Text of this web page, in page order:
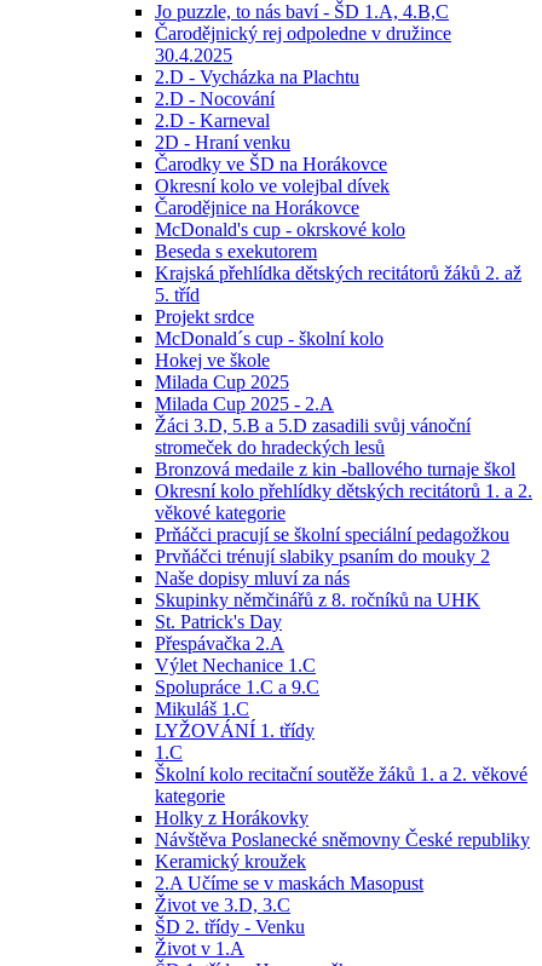
Jo puzzle, to nás baví - ŠD 1.A, 4.B,C
Čarodějnický rej odpoledne v družince
30.4.2025
2.D - Vycházka na Plachtu
2.D - Nocování
2.D - Karneval
2D - Hraní venku
Čarodky ve ŠD na Horákovce
Okresní kolo ve volejbal dívek
Čarodějnice na Horákovce
McDonald's cup - okrskové kolo
Beseda s exekutorem
Krajská přehlídka dětských recitátorů žáků 2. až
5. tříd
Projekt srdce
McDonald´s cup - školní kolo
Hokej ve škole
Milada Cup 2025
Milada Cup 2025 - 2.A
Žáci 3.D, 5.B a 5.D zasadili svůj vánoční
stromeček do hradeckých lesů
Bronzová medaile z kin -ballového turnaje škol
Okresní kolo přehlídky dětských recitátorů 1. a 2.
věkové kategorie
Prňáčci pracují se školní speciální pedagožkou
Prvňáčci trénují slabiky psaním do mouky 2
Naše dopisy mluví za nás
Skupinky němčinářů z 8. ročníků na UHK
St. Patrick's Day
Přespávačka 2.A
Výlet Nechanice 1.C
Spolupráce 1.C a 9.C
Mikuláš 1.C
LYŽOVÁNÍ 1. třídy
1.C
Školní kolo recitační soutěže žáků 1. a 2. věkové
kategorie
Holky z Horákovky
Návštěva Poslanecké sněmovny České republiky
Keramický kroužek
2.A Učíme se v maskách Masopust
Život ve 3.D, 3.C
ŠD 2. třídy - Venku
Život v 1.A